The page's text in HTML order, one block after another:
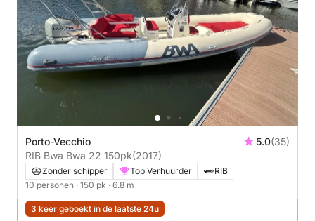
Porto-Vecchio 5.0(35)
RIB Bwa Bwa 22 150pk(2017)
Zonder schipper Top Verhuurder
RIB
10 personen · 150 pk · 6.8 m
3 keer geboekt in de laatste 24u